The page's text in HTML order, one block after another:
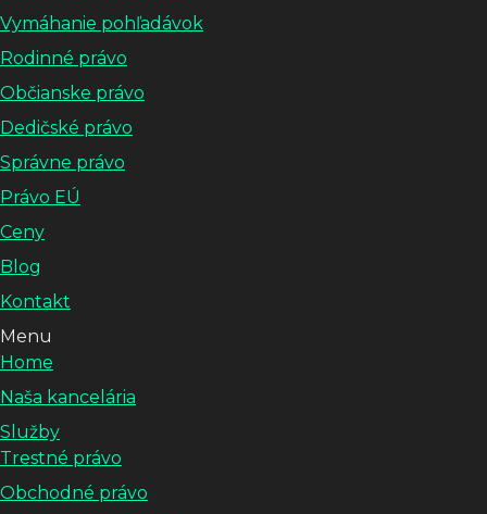
Vymáhanie pohľadávok
Rodinné právo
Občianske právo
Dedičské právo
Správne právo
Právo EÚ
Ceny
Blog
Kontakt
Menu
Home
Naša kancelária
Služby
Trestné právo
Obchodné právo